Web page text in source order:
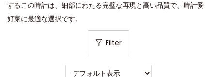
するこの時計は、細部にわたる完璧な再現と高い品質で、時計愛
好家に最適な選択です。
Filter